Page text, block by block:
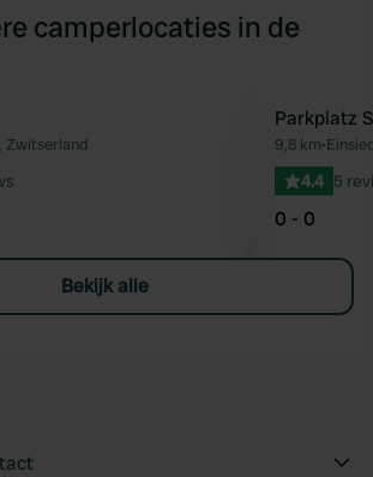
camperlocaties in de
Favoriet
Zwitserland
Parkplatz
9,8 km•
4.4 5
0 - 0
Bekijk alle